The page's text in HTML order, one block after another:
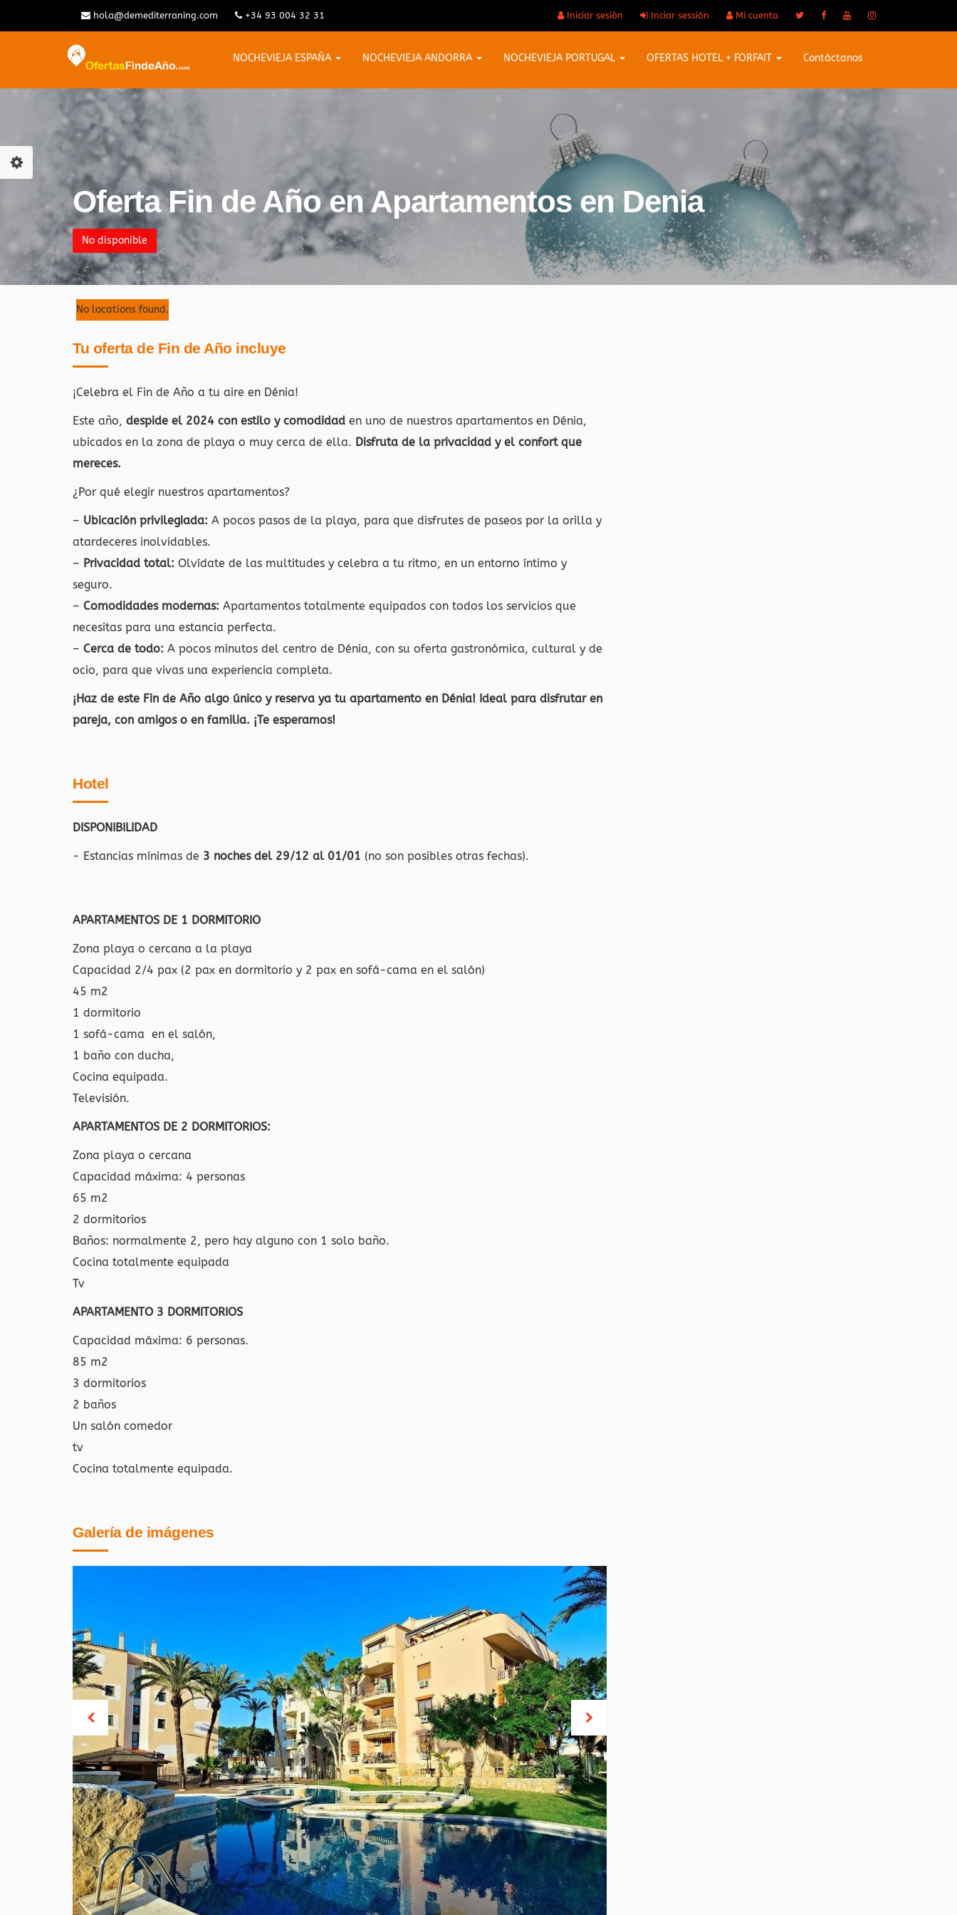
hola@demediterraning.com +34 93 004 32 31 Iniciar sesión Inciar sessión Mi cuenta
NOCHEVIEJA ESPAÑA NOCHEVIEJA ANDORRA NOCHEVIEJA PORTUGAL OFERTAS HOTEL + FORFAIT Contáctanos
Oferta Fin de Año en Apartamentos en Denia
No disponible
No locations found.
Tu oferta de Fin de Año incluye
¡Celebra el Fin de Año a tu aire en Dénia!
Este año, despide el 2024 con estilo y comodidad en uno de nuestros apartamentos en Dénia,
ubicados en la zona de playa o muy cerca de ella. Disfruta de la privacidad y el confort que
mereces.
¿Por qué elegir nuestros apartamentos?
– Ubicación privilegiada: A pocos pasos de la playa, para que disfrutes de paseos por la orilla y
atardeceres inolvidables.
– Privacidad total: Olvídate de las multitudes y celebra a tu ritmo, en un entorno íntimo y
seguro.
– Comodidades modernas: Apartamentos totalmente equipados con todos los servicios que
necesitas para una estancia perfecta.
– Cerca de todo: A pocos minutos del centro de Dénia, con su oferta gastronómica, cultural y de
ocio, para que vivas una experiencia completa.
¡Haz de este Fin de Año algo único y reserva ya tu apartamento en Dénia! Ideal para disfrutar en
pareja, con amigos o en familia. ¡Te esperamos!
Hotel
DISPONIBILIDAD
- Estancias mínimas de 3 noches del 29/12 al 01/01 (no son posibles otras fechas).
APARTAMENTOS DE 1 DORMITORIO
Zona playa o cercana a la playa
Capacidad 2/4 pax (2 pax en dormitorio y 2 pax en sofá-cama en el salón)
45 m2
1 dormitorio
1 sofá-cama en el salón,
1 baño con ducha,
Cocina equipada.
Televisión.
APARTAMENTOS DE 2 DORMITORIOS:
Zona playa o cercana
Capacidad máxima: 4 personas
65 m2
2 dormitorios
Baños: normalmente 2, pero hay alguno con 1 solo baño.
Cocina totalmente equipada
Tv
APARTAMENTO 3 DORMITORIOS
Capacidad máxima: 6 personas.
85 m2
3 dormitorios
2 baños
Un salón comedor
tv
Cocina totalmente equipada.
Galería de imágenes